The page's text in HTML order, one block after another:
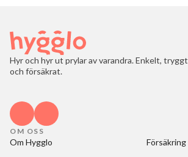
Hyr och hyr ut prylar av varandra. Enkelt, tryggt
och försäkrat.
OM OSS
Om Hygglo
Försäkring